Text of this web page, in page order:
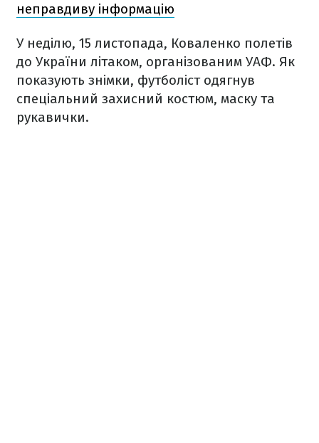
неправдиву інформацію
У неділю, 15 листопада, Коваленко полетів
до України літаком, організованим УАФ. Як
показують знімки, футболіст одягнув
спеціальний захисний костюм, маску та
рукавички.